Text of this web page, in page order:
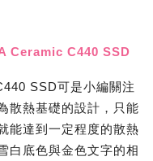
Ceramic C440 SSD
SSD可是小編關注
散熱基礎的設計，只能
能達到一定程度的散熱
白底色與金色文字的相